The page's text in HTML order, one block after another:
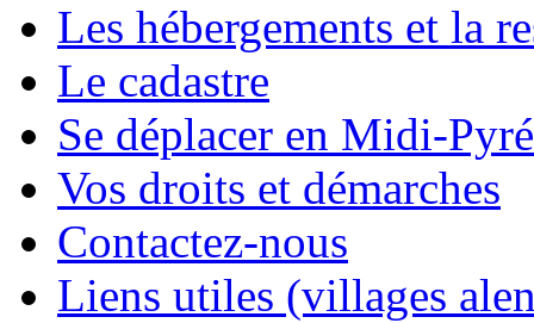
Les hébergements et la
Le cadastre
Se déplacer en Midi-
Vos droits et démarches
Contactez-nous
Liens utiles (villages